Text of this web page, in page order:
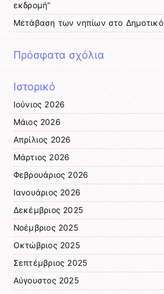
εκδρομή”
Μετάβαση των νηπίων στο Δημοτικό
Πρόσφατα σχόλια
Ιστορικό
Ιούνιος 2026
Μάιος 2026
Απρίλιος 2026
Μάρτιος 2026
Φεβρουάριος 2026
Ιανουάριος 2026
Δεκέμβριος 2025
Νοέμβριος 2025
Οκτώβριος 2025
Σεπτέμβριος 2025
Αύγουστος 2025